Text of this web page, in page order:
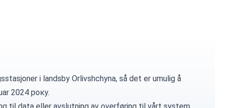
i landsby Orlivshchyna, så det er umulig å
2024 року.